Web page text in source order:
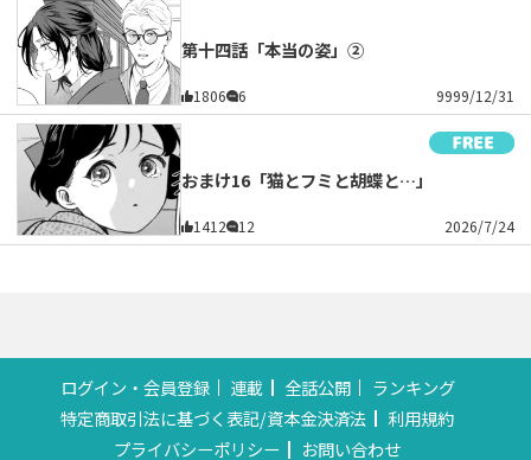
第十四話「本当の姿」②
1806 6 9999/12/31
おまけ16「猫とフミと胡蝶と…」
1412 12 2026/7/24
ログイン・会員登録 連載 全話公開
ランキング
特定商取引法に基づく表記/資本金決済法
利用規約
プライバシーポリシー
お問い合わせ